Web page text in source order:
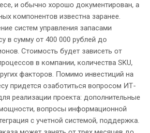
и обычно хорошо документирован, а
компонентов известна заранее.
систем управления запасами
в сумму от 400 000 рублей до
Стоимость будет зависеть от
в компании, количества SKU,
факторов. Помимо инвестиций на
придется озаботиться вопросом ИТ-
реализации проекта: дополнительные
вопросы информационной
с учетной системой, поддержка.